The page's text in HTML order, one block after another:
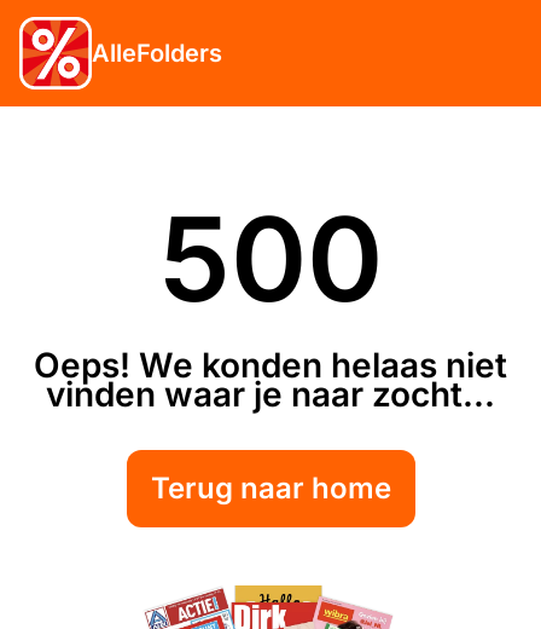
AlleFolders
500
Oeps! We konden helaas niet
vinden waar je naar zocht...
Terug naar home